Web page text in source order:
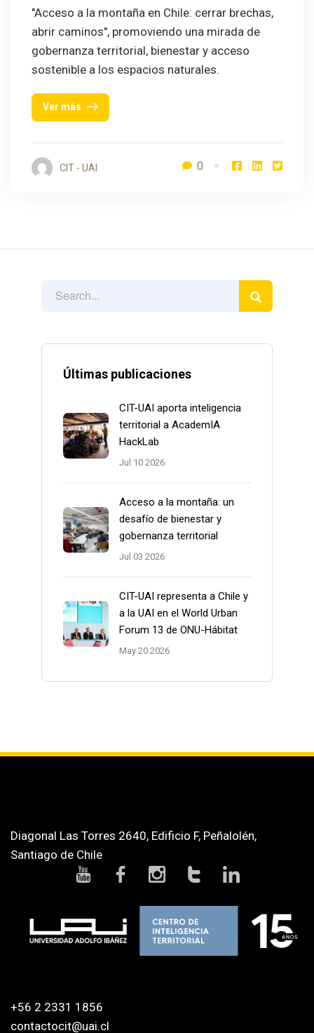
Últimas publicaciones
CIT-UAI aporta inteligencia
territorial a AcademIA
HackLab
Jul 10 2026
Acceso a la montaña: un
desafío de bienestar y
gobernanza territorial
Jul 03 2026
CIT-UAI representa a Chile y
a la UAI en el World Urban
Forum 13 de ONU-Hábitat
May 20 2026
"Acceso a la montaña en Chile: cerrar brechas,
abrir caminos", promoviendo una mirada de
gobernanza territorial, bienestar y acceso
sostenible a los espacios naturales.
Ver más
CIT - UAI 0
Diagonal Las Torres 2640, Edificio F, Peñalolén,
Santiago de Chile
+56 2 2331 1856
contactocit@uai.cl